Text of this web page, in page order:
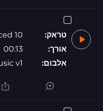
טראק:
10
אורך:
00:13
אלבום:
v1